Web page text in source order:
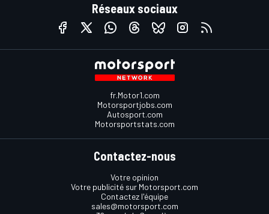
Réseaux sociaux
fr.Motor1.com
Motorsportjobs.com
Autosport.com
Motorsportstats.com
Contactez-nous
Votre opinion
Votre publicité sur Motorsport.com
Contactez l'équipe
sales@motorsport.com